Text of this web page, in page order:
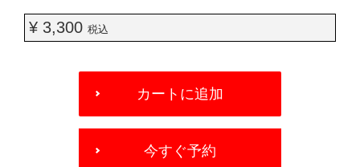
¥ 3,300 税込
OPTIONS
カートに追加
今すぐ予約